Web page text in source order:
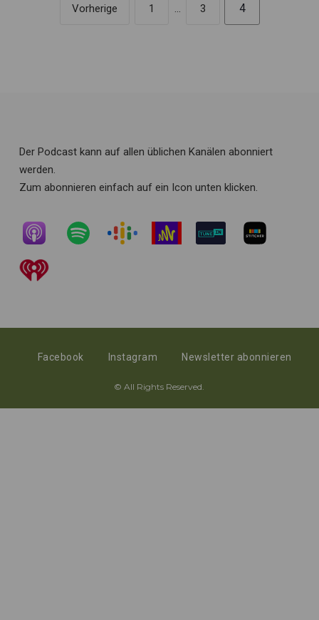
Vorherige 1 … 3 4
Der Podcast kann auf allen üblichen Kanälen abonniert
werden.
Zum abonnieren einfach auf ein Icon unten klicken.
Facebook Instagram Newsletter abonnieren
© All Rights Reserved.